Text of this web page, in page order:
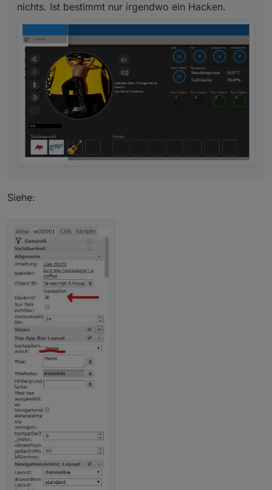
nichts. Ist bestimmt nur irgendwo ein Hacken.
Siehe: